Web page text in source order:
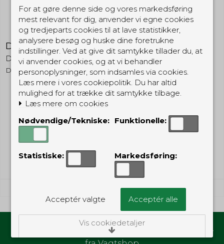
DoorJamm
DoorJamm
DJ
99,00 DKK
49,00 DKK
Hold dig opdateret med gode tilbud og nyheder
For at gøre denne side og vores markedsføring
mest relevant for dig, anvender vi egne cookies
og tredjeparts cookies til at lave statistikker,
analysere besøg og huske dine foretrukne
indstillinger. Ved at give dit samtykke tillader du, at
vi anvender cookies, og at vi behandler
personoplysninger, som indsamles via cookies.
Læs mere i vores cookiepolitik. Du har altid
mulighed for at trække dit samtykke tilbage.
Læs mere om cookies
Nødvendige/Tekniske: Funktionelle:
Statistiske: Markedsføring:
Acceptér valgte Acceptér alle
Vis cookiedetaljer